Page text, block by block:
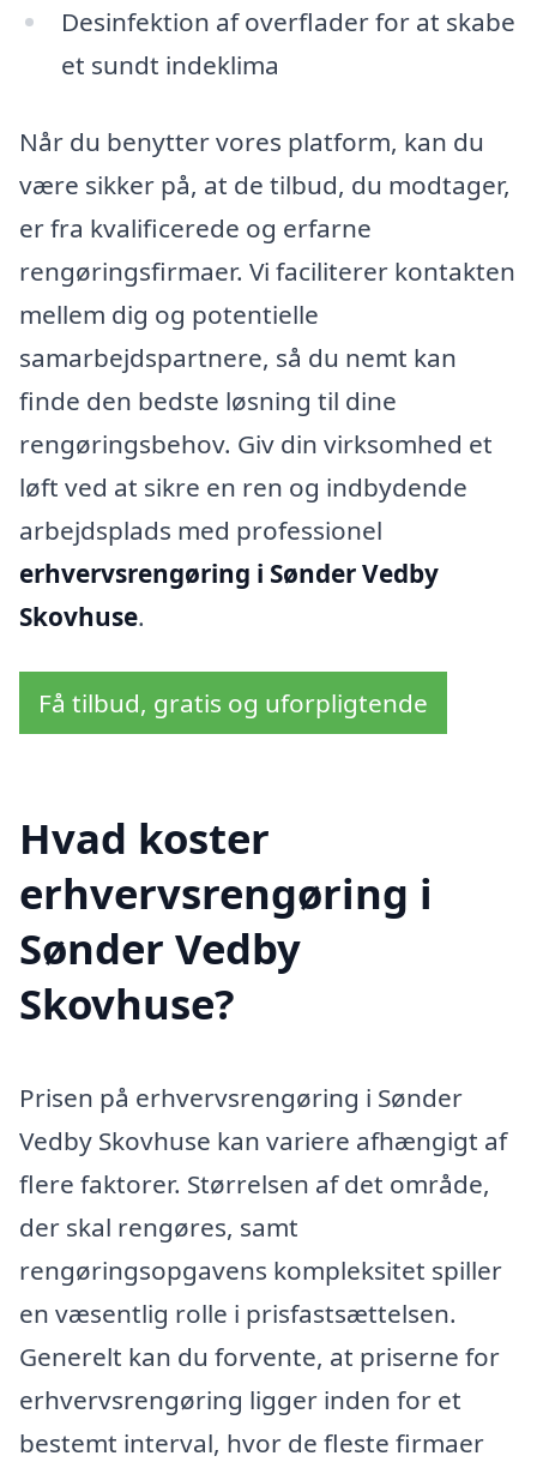
Desinfektion af overflader for at skabe
et sundt indeklima
Når du benytter vores platform, kan du
være sikker på, at de tilbud, du modtager,
er fra kvalificerede og erfarne
rengøringsfirmaer. Vi faciliterer kontakten
mellem dig og potentielle
samarbejdspartnere, så du nemt kan
finde den bedste løsning til dine
rengøringsbehov. Giv din virksomhed et
løft ved at sikre en ren og indbydende
arbejdsplads med professionel
erhvervsrengøring i Sønder Vedby
Skovhuse.
Få tilbud, gratis og uforpligtende
Hvad koster
erhvervsrengøring i
Sønder Vedby
Skovhuse?
Prisen på erhvervsrengøring i Sønder
Vedby Skovhuse kan variere afhængigt af
flere faktorer. Størrelsen af det område,
der skal rengøres, samt
rengøringsopgavens kompleksitet spiller
en væsentlig rolle i prisfastsættelsen.
Generelt kan du forvente, at priserne for
erhvervsrengøring ligger inden for et
bestemt interval, hvor de fleste firmaer